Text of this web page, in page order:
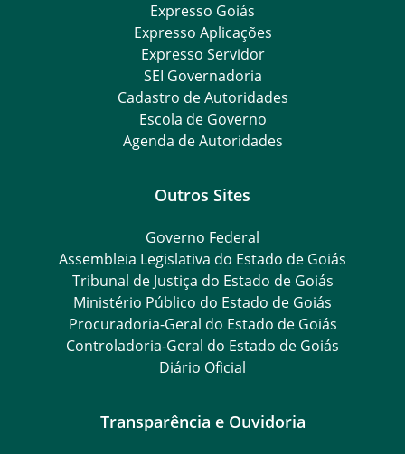
Expresso Goiás
Expresso Aplicações
Expresso Servidor
SEI Governadoria
Cadastro de Autoridades
Escola de Governo
Agenda de Autoridades
Outros Sites
Governo Federal
Assembleia Legislativa do Estado de Goiás
Tribunal de Justiça do Estado de Goiás
Ministério Público do Estado de Goiás
Procuradoria-Geral do Estado de Goiás
Controladoria-Geral do Estado de Goiás
Diário Oficial
Transparência e Ouvidoria